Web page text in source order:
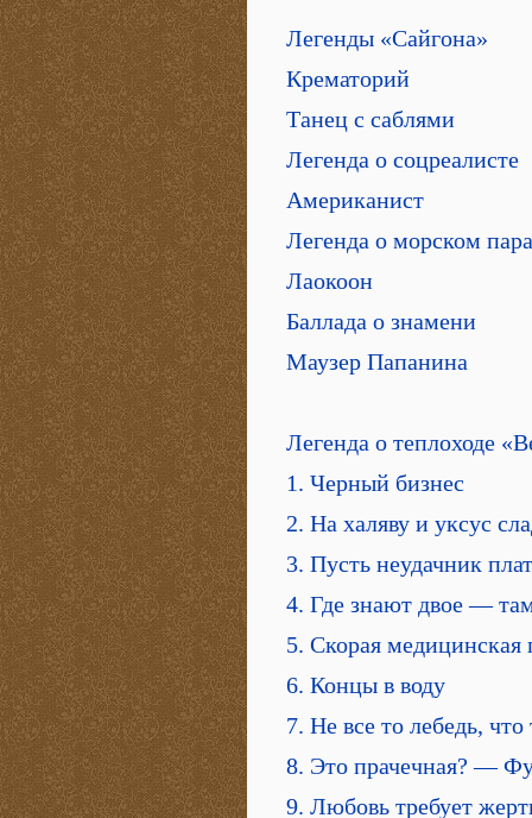
Легенды «Сайгона»
Крематорий
Танец с саблями
Легенда о соцреалисте
Американист
Легенда о морском
Лаокоон
Баллада о знамени
Маузер Папанина
Легенда о теплоходе
1. Черный бизнес
2. На халяву и уксус
3. Пусть неудачник
4. Где знают двое —
5. Скорая
6. Концы в воду
7. Не все то лебедь,
8. Это прачечная? —
9. Любовь требует